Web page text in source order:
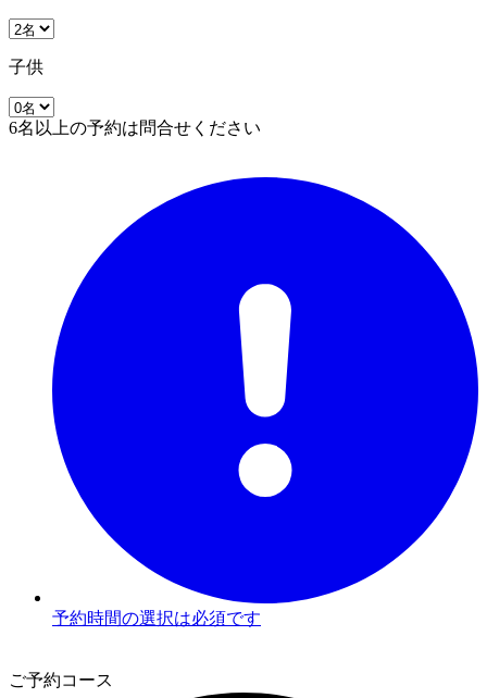
子供
6名以上の予約は問合せください
予約時間の選択は必須です
ご予約コース